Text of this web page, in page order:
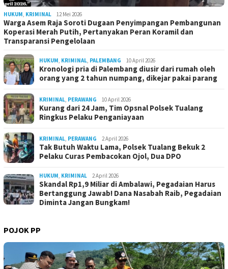
HUKUM, KRIMINAL 12 Mei 2026
Warga Asem Raja Soroti Dugaan Penyimpangan Pembangunan
Koperasi Merah Putih, Pertanyakan Peran Koramil dan
Transparansi Pengelolaan
HUKUM, KRIMINAL, PALEMBANG 10 April 2026
Kronologi pria di Palembang diusir dari rumah oleh
orang yang 2 tahun numpang, dikejar pakai parang
KRIMINAL, PERAWANG 10 April 2026
Kurang dari 24 Jam, Tim Opsnal Polsek Tualang
Ringkus Pelaku Penganiayaan
KRIMINAL, PERAWANG 2 April 2026
Tak Butuh Waktu Lama, Polsek Tualang Bekuk 2
Pelaku Curas Pembacokan Ojol, Dua DPO
HUKUM, KRIMINAL 2 April 2026
Skandal Rp1,9 Miliar di Ambalawi, Pegadaian Harus
Bertanggung Jawab! Dana Nasabah Raib, Pegadaian
Diminta Jangan Bungkam!
POJOK PP